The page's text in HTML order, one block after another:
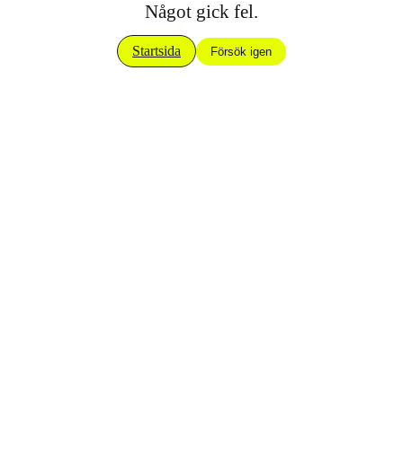
Något gick fel.
Startsida Försök igen